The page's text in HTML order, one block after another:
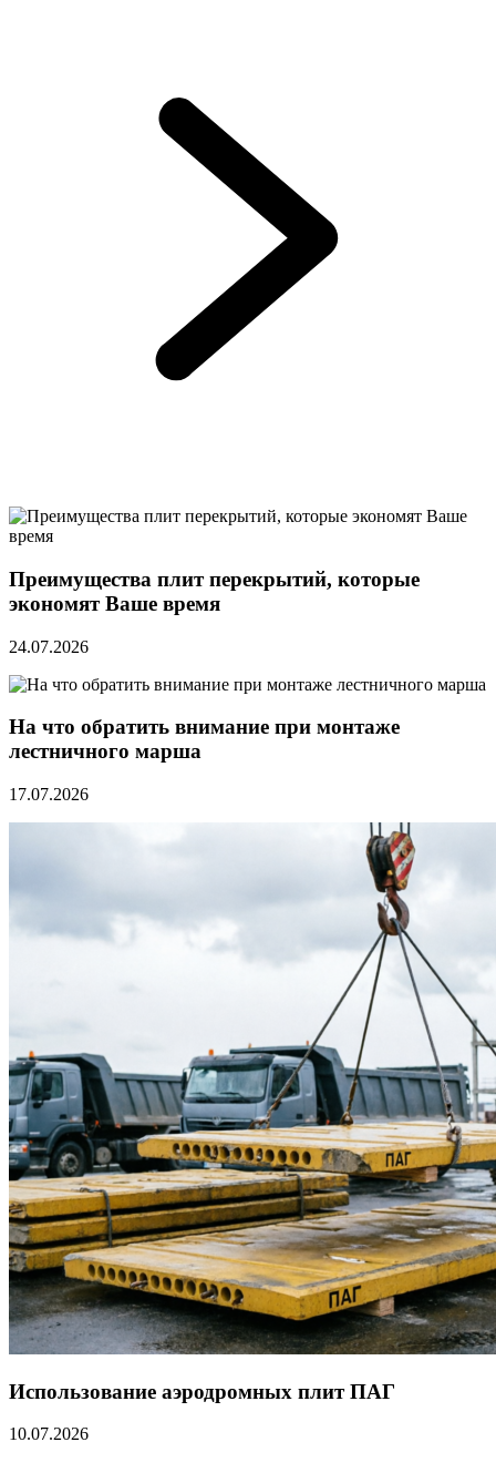
Преимущества плит перекрытий, которые
экономят Ваше время
24.07.2026
На что обратить внимание при монтаже
лестничного марша
17.07.2026
Использование аэродромных плит ПАГ
10.07.2026